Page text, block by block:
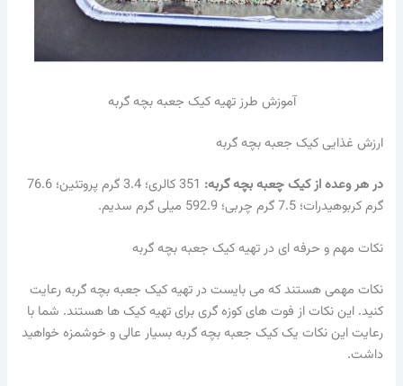
آموزش طرز تهیه کیک جعبه بچه گربه
ارزش غذایی کیک جعبه بچه گربه
در هر وعده از کیک چعبه بچه گربه:
351 کالری؛ 3.4 گرم پروتئین؛ 76.6
گرم کربوهیدرات؛ 7.5 گرم چربی؛ 592.9 میلی ‌گرم سدیم.
نکات مهم و حرفه ای در تهیه کیک جعبه بچه گربه
نکات مهمی هستند که می بایست در تهیه کیک جعبه بچه گربه رعایت
کنید. این نکات از فوت های کوزه گری برای تهیه کیک ها هستند. شما با
رعایت این نکات یک کیک جعبه بچه گربه بسیار عالی و خوشمزه خواهید
داشت.